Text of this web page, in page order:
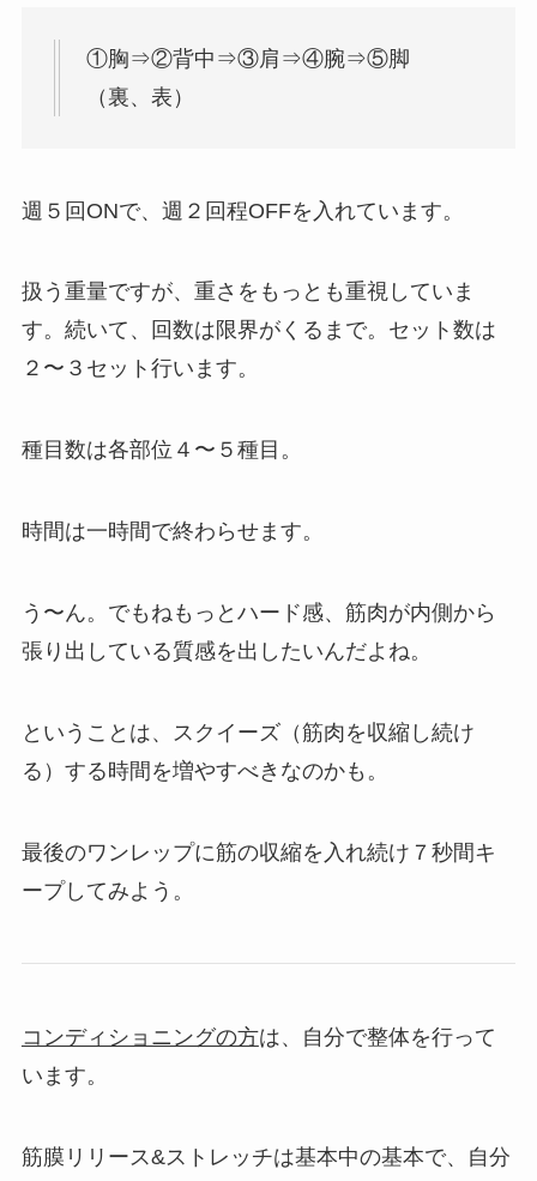
①胸⇒②背中⇒③肩⇒④腕⇒⑤脚
（裏、表）
週５回ONで、週２回程OFFを入れています。
扱う重量ですが、重さをもっとも重視していま
す。続いて、回数は限界がくるまで。セット数は
２〜３セット行います。
種目数は各部位４〜５種目。
時間は一時間で終わらせます。
う〜ん。でもねもっとハード感、筋肉が内側から
張り出している質感を出したいんだよね。
ということは、スクイーズ（筋肉を収縮し続け
る）する時間を増やすべきなのかも。
最後のワンレップに筋の収縮を入れ続け７秒間キ
ープしてみよう。
コンディショニングの方は、自分で整体を行って
います。
筋膜リリース&ストレッチは基本中の基本で、自分